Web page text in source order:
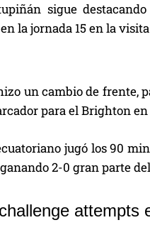
sigue
la jornada 15 en la
un cambio de frente,
para el Brighton
jugó los 90
2-0 gran parte